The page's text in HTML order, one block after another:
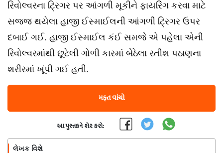
રિવોલ્વરના ટ્રિગર પર આંગળી મૂકીને ફાયરિંગ કરવા માટે
સજ્જ થયેલા હાજી ઈસ્માઈલની આંગળી ટ્રિગર ઉપર
દબાઈ ગઈ. હાજી ઈસ્માઈલ કંઈ સમજે એ પહેલા એની
રિવોલ્વરમાંથી છૂટેલી ગોળી કારમાં બેઠેલા રતીશ પઠાણના
શરીરમાં ખૂંપી ગઈ હતી.
મફત વાંચો
આ પુસ્તકને શેર કરો:
લેખક વિશે